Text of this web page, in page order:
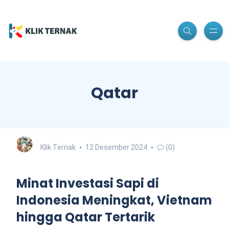
Qatar
Klik Ternak 12 Desember 2024 (0)
Minat Investasi Sapi di
Indonesia Meningkat, Vietnam
hingga Qatar Tertarik